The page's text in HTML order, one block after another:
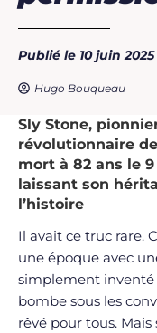
Publié le 10 juin 2025
Hugo Bouqueau
Sly Stone,
révolutionnaire
mort à 82 ans le
laissant son
l’histoire
Il avait ce truc rare.
une époque avec
simplement inventé
bombe sous les
rêvé pour tous. Mais